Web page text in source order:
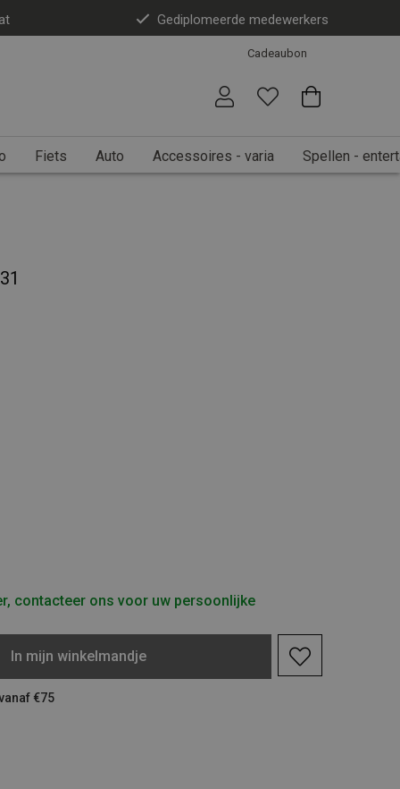
Gediplomeerde medewerkers
Cadeaubon
Fiets Auto Accessoires - varia Spellen -
contacteer ons voor uw persoonlijke
In mijn winkelmandje
€75